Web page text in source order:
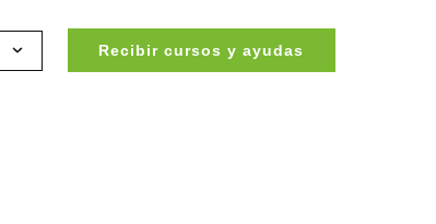
Recibir cursos y ayudas